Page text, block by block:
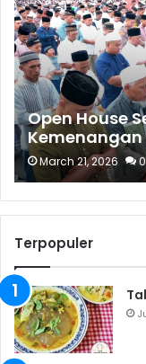
Open House
Buruh Sapu
March 21, 2026 0
Terpopuler